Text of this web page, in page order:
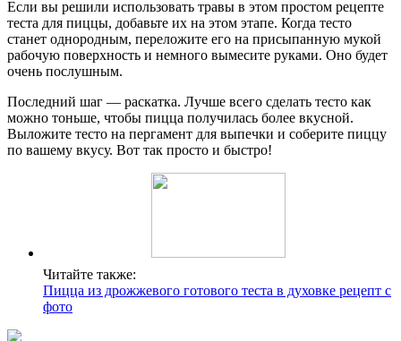
Если вы решили использовать травы в этом простом рецепте
теста для пиццы, добавьте их на этом этапе. Когда тесто
станет однородным, переложите его на присыпанную мукой
рабочую поверхность и немного вымесите руками. Оно будет
очень послушным.
Последний шаг — раскатка. Лучше всего сделать тесто как
можно тоньше, чтобы пицца получилась более вкусной.
Выложите тесто на пергамент для выпечки и соберите пиццу
по вашему вкусу. Вот так просто и быстро!
Читайте также:
Пицца из дрожжевого готового теста в духовке рецепт с
фото